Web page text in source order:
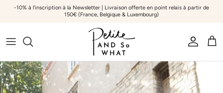
Aller au contenu
-10% à l'inscription à la Newsletter | Livraison offerte en point relais à partir de
150€ (France, Belgique & Luxembourg)
Compte
Passer aux informations produits